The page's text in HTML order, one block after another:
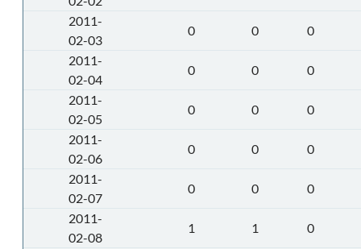
2011-
02-03
0 0
0
2011-
02-04
0 0
0
2011-
02-05
0 0
0
2011-
02-06
0 0
0
2011-
02-07
0 0
0
2011-
02-08
1 1
0